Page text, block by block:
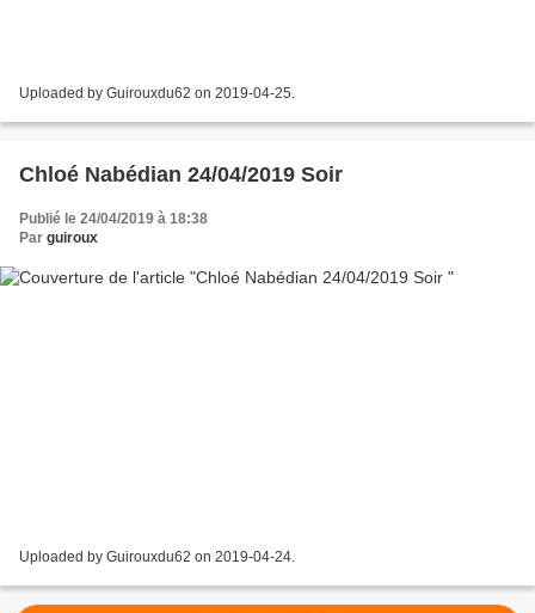
Uploaded by Guirouxdu62 on 2019-04-25.
Chloé Nabédian 24/04/2019 Soir
Publié le 24/04/2019 à 18:38
Par guiroux
Uploaded by Guirouxdu62 on 2019-04-24.